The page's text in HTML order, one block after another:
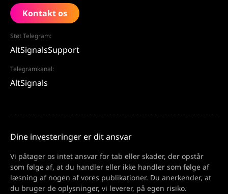
Kontakt os
Støt Telegram:
AltSignalsSupport
Telegramkanal:
AltSignals
Dine investeringer er dit ansvar
Vi påtager os intet ansvar for tab eller skader, der opstår
som følge af, at du handler eller ikke handler som følge af
læsning af nogen af vores publikationer. Du anerkender, at
du bruger de oplysninger, vi leverer, på egen risiko.